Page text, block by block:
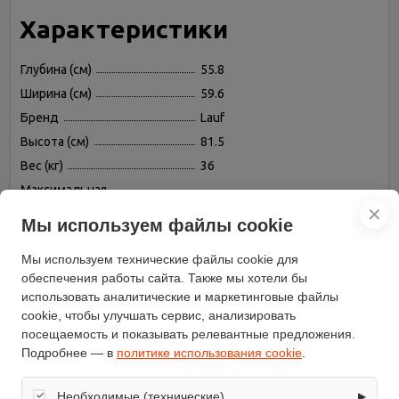
Характеристики
Глубина (см)
55.8
Ширина (см)
59.6
Бренд
Lauf
Высота (см)
81.5
Вес (кг)
36
Максимальная
(Вт)
Таймер отсрочки запуска
есть
Класс энергопотребления
A++
Класс мойки
A++
Использование средств 3 в 1 есть
✕
Мы используем файлы cookie
Мы используем технические файлы cookie для
обеспечения работы сайта. Также мы хотели бы
использовать аналитические и маркетинговые файлы
cookie, чтобы улучшать сервис, анализировать
посещаемость и показывать релевантные предложения.
Подробнее — в политике использования cookie
▶